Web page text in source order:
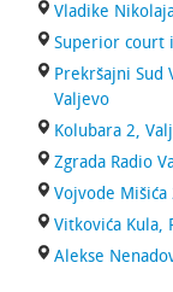
Vladike
Superior court
Prekršajni Sud
Valjevo
Kolubara 2,
Zgrada Radio
Vojvode Mišića
Vitkovića Kula,
Alekse